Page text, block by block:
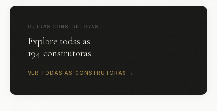
OUTRAS CONSTRUTORAS
Explore todas as
194 construtoras
VER TODAS AS CONSTRUTORAS →